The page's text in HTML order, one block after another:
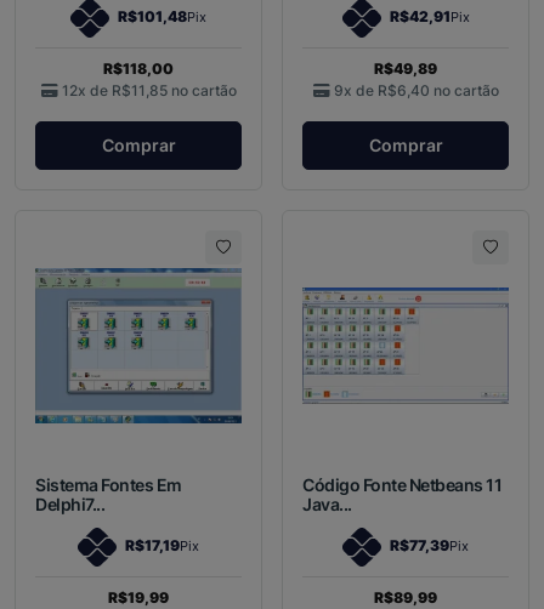
R$101,48Pix
R$118,00
12x de R$11,85 no cartão
Comprar
R$42,91Pix
R$49,89
9x de R$6,40 no cartão
Comprar
Sistema Fontes Em
Delphi7...
R$17,19Pix
R$19,99
Código Fonte Netbeans 11
Java...
R$77,39Pix
R$89,99